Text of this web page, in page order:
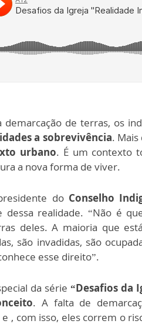
demarcação de terras, os
a sobrevivência.
urbano. É um contexto
a nova forma de viver.
doConselho
dessa realidade. “Não é
deles. A maioria que
são invadidas, são
esse direito”.
da série“Desafios da
. A falta de
e , com isso, eles correm o